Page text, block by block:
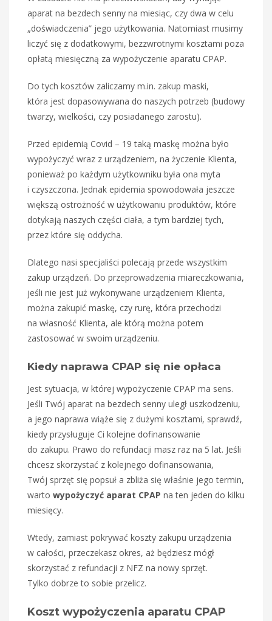
aparat na bezdech senny na miesiąc, czy dwa w celu
„doświadczenia” jego użytkowania. Natomiast musimy
liczyć się z dodatkowymi, bezzwrotnymi kosztami poza
opłatą miesięczną za wypożyczenie aparatu CPAP.
Do tych kosztów zaliczamy m.in. zakup maski,
która jest dopasowywana do naszych potrzeb (budowy
twarzy, wielkości, czy posiadanego zarostu).
Przed epidemią Covid – 19 taką maskę można było
wypożyczyć wraz z urządzeniem, na życzenie Klienta,
ponieważ po każdym użytkowniku była ona myta
i czyszczona. Jednak epidemia spowodowała jeszcze
większą ostrożność w użytkowaniu produktów, które
dotykają naszych części ciała, a tym bardziej tych,
przez które się oddycha.
Dlatego nasi specjaliści polecają przede wszystkim
zakup urządzeń. Do przeprowadzenia miareczkowania,
jeśli nie jest już wykonywane urządzeniem Klienta,
można zakupić maskę, czy rurę, która przechodzi
na własność Klienta, ale którą można potem
zastosować w swoim urządzeniu.
Kiedy naprawa CPAP się nie opłaca
Jest sytuacja, w której wypożyczenie CPAP ma sens.
Jeśli Twój aparat na bezdech senny uległ uszkodzeniu,
a jego naprawa wiąże się z dużymi kosztami, sprawdź,
kiedy przysługuje Ci kolejne dofinansowanie
do zakupu. Prawo do refundacji masz raz na 5 lat. Jeśli
chcesz skorzystać z kolejnego dofinansowania,
Twój sprzęt się popsuł a zbliża się właśnie jego termin,
warto wypożyczyć aparat CPAP na ten jeden do kilku
miesięcy.
Wtedy, zamiast pokrywać koszty zakupu urządzenia
w całości, przeczekasz okres, aż będziesz mógł
skorzystać z refundacji z NFZ na nowy sprzęt.
Tylko dobrze to sobie przelicz.
Koszt wypożyczenia aparatu CPAP